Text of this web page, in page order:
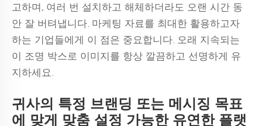
고하며, 여러 번 설치하고 해체하더라도 오랜 시간 동
안 잘 버텨냅니다. 마케팅 자료를 최대한 활용하고자
하는 기업들에게 이 점은 중요합니다. 오래 지속되는
이 조명 박스로 이미지를 항상 깔끔하고 선명하게 유
지하세요.
귀사의 특정 브랜딩 또는 메시징 목표
에 맞게 맞춤 설정 가능한 유연한 플랫